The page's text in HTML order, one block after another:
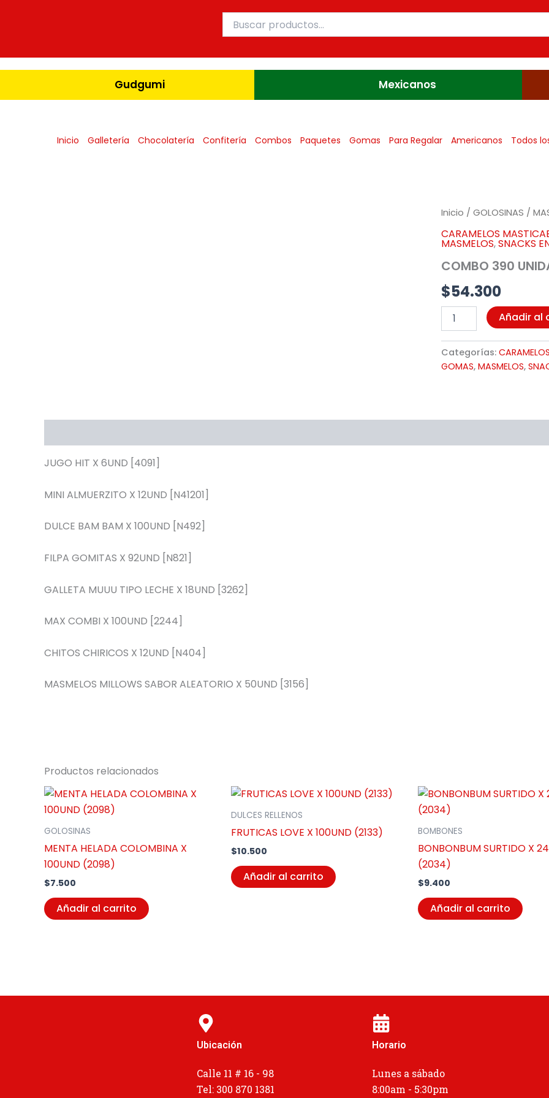
por:
Gudgumi Mexicanos
Inicio Galletería Chocolatería Confitería Combos Paquetes Gomas Para Regalar Americanos Todos
Inicio / GOLOSINAS /
CARAMELOS
MASMELOS,SNACKS
COMBO 390
$54.300
COMBO
UNIDADES
cantidad
Añadir al
Categorías:
GOMAS, MASMELOS,
JUGO HIT X 6UND [4091]
MINI ALMUERZITO X 12UND [N41201]
DULCE BAM BAM X 100UND [N492]
FILPA GOMITAS X 92UND [N821]
GALLETA MUUU TIPO LECHE X 18UND [3262]
MAX COMBI X 100UND [2244]
CHITOS CHIRICOS X 12UND [N404]
MASMELOS MILLOWS SABOR ALEATORIO X 50UND [3156]
Productos relacionados
GOLOSINAS
MENTA HELADA COLOMBINA X
100UND (2098)
$7.500
Añadir al carrito
DULCES RELLENOS
FRUTICAS LOVE X 100UND (2133)
$10.500
Añadir al carrito
BOMBONES
BONBONBUM SURTIDO X
(2034)
$9.400
Añadir al carrito
Ubicación
Calle 11 # 16 - 98
Tel: 300 870 1381
Horario
Lunes a sábado
8:00am - 5:30pm